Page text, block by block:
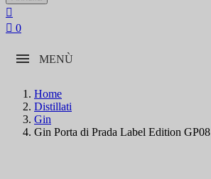

 0
MENÙ
Home
Distillati
Gin
Gin Porta di Prada Label Edition GP08